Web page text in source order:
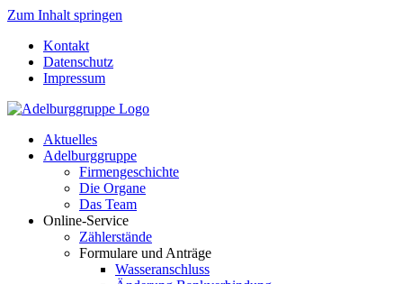
Zum Inhalt springen
Kontakt
Datenschutz
Impressum
Aktuelles
Adelburggruppe
Firmengeschichte
Die Organe
Das Team
Online-Service
Zählerstände
Formulare und Anträge
Wasseranschluss